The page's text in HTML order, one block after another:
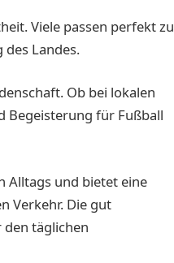
Viele passen perfekt zu
Landes.
Ob bei lokalen
Begeisterung für Fußball
Alltags und bietet eine
Verkehr. Die gut
den täglichen